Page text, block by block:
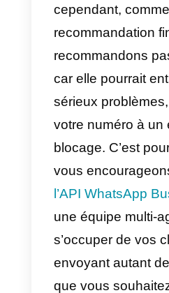
traditionnels
gratuitement
WhatsApp ou
Business) est
possible
par défaut à
quin’ont
numérode
carnet
sera alors